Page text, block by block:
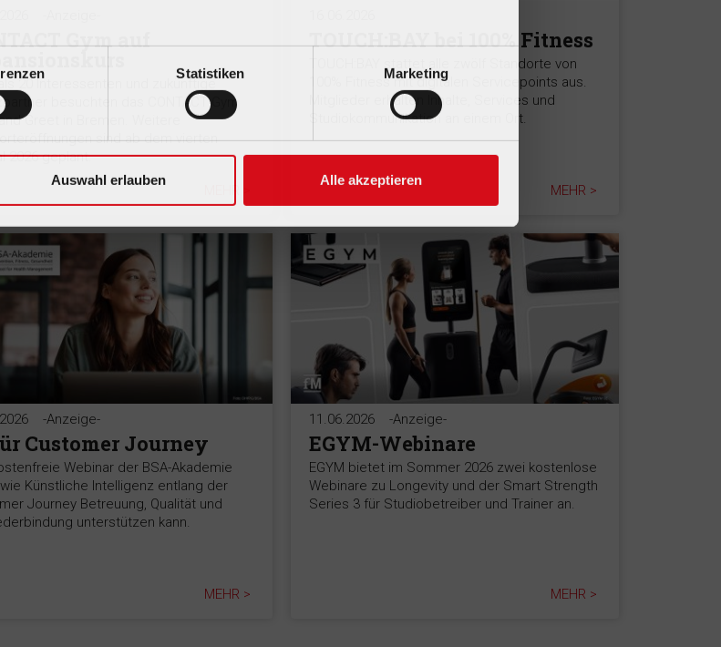
Statistiken Marketing
Auswahl erlauben Alle akzeptieren
Gym auf
20 Interessenten und zukünftige
besuchten das CONTACT Gym
Greet in Bremen. Weitere
sind ab dem vierten
2026 geplant.
TOUCH:BAY bei 100% Fitness
TOUCH:BAY stattet alle zwölf Standorte von
100% Fitness mit digitalen Servicepoints aus.
Mitglieder erhalten Inhalte, Services und
Studiokommunikation an einem Ort.
MEHR >
-Anzeige-
Customer Journey
Webinar der BSA-Akademie
Künstliche Intelligenz entlang der
Journey Betreuung, Qualität und
unterstützen kann.
MEHR >
11.06.2026 -Anzeige-
EGYM-Webinare
EGYM bietet im Sommer 2026 zwei kostenlose
Webinare zu Longevity und der Smart Strength
Series 3 für Studiobetreiber und Trainer an.
MEHR >